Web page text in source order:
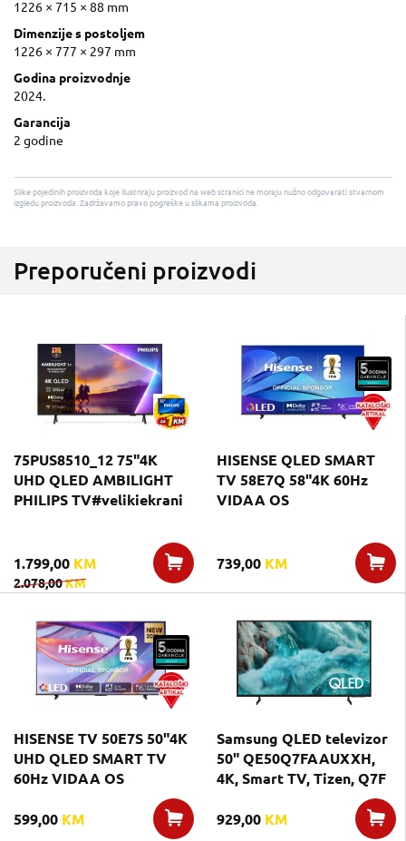
1226 × 715 × 88 mm
Dimenzije s postoljem
1226 × 777 × 297 mm
Godina proizvodnje
2024.
Garancija
2 godine
Slike pojedinih proizvoda koje ilustriraju proizvod na web stranici ne moraju nužno odgovarati stvarnom
izgledu proizvoda. Zadržavamo pravo pogreške u slikama proizvoda.
Preporučeni proizvodi
75PUS8510_12 75"4K
UHD QLED AMBILIGHT
PHILIPS TV#velikiekrani
1.799,00 KM
2.078,00KM
HISENSE QLED SMART
TV 58E7Q 58"4K 60Hz
VIDAA OS
739,00 KM
HISENSE TV 50E7S 50"4K
UHD QLED SMART TV
60Hz VIDAA OS
599,00 KM
Samsung QLED televizor
50" QE50Q7FAAUXXH,
4K, Smart TV, Tizen, Q7F
929,00 KM